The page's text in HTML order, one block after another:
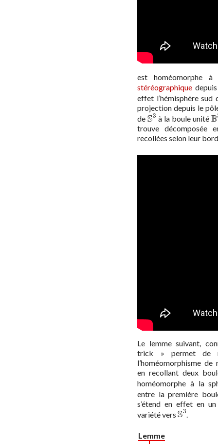
est homéomorphe
stéréographique
effet l’hémisphère sud
projection depuis le
deS3
S3 à la boule unité B
B
trouve décomposée
recollées selon leur
Le lemme suivant,
trick » permet de
l’homéomorphisme
en recollant deux
homéomorphe à la
entre la première
s’étend en effet en
variété versS3
S3
Lemme